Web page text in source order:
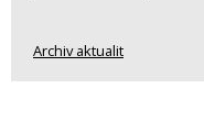
Archiv aktualit